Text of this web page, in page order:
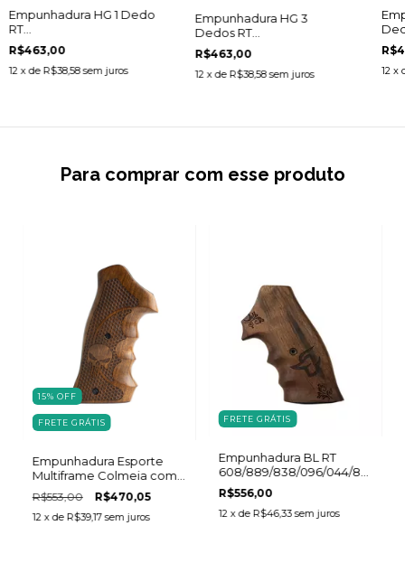
Empunhadura HG 1 Dedo
RT
608/889/838/096/044/82/065
R$463,00
12 x de R$38,58 sem juros
Empunhadura HG 3
Dedos RT
608/889/838/096/044/82/065
R$463,00
12 x de R$38,58 sem juros 12 x
Para comprar com esse produto
15% OFF
FRETE GRÁTIS
Empunhadura Esporte
Multiframe Colmeia com
Punisher
R$553,00 R$470,05
12 x de R$39,17 sem juros
FRETE GRÁTIS
Empunhadura BL RT
608/889/838/096/044/82/065
Ed. Comemorativa Logo
Taurus
R$556,00
12 x de R$46,33 sem juros